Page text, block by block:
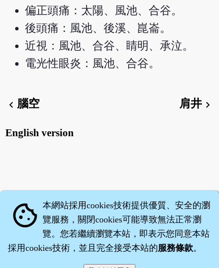
偏正頭痛：太陽、風池、合谷。
後頭痛：風池、後溪、崑崙。
近視：風池、合谷、睛明、承泣。
電光性眼炎：風池、合谷。
chevron_left腦空 肩井chevron_right
English version
cookie 本網站採用cookies技術提供優質、安全的瀏
覽服務，關閉cookies可能導致無法正常瀏
覽。您若繼續瀏覽本站，即表示您同意本站
採用cookies技術，並且完全接受本站的服務條款。